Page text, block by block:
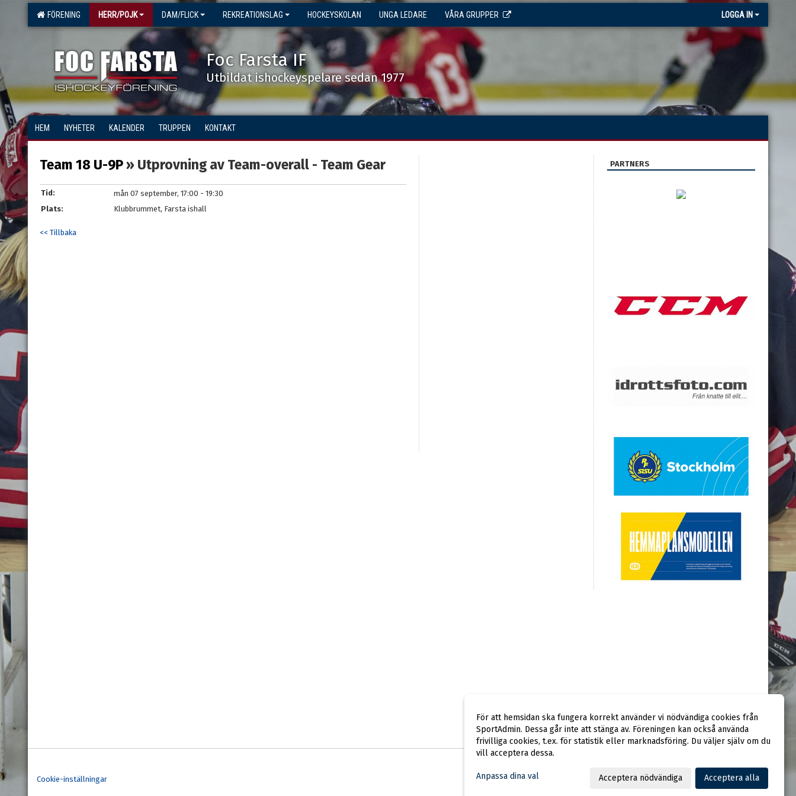
FÖRENING HERR/POJK DAM/FLICK REKREATIONSLAG HOCKEYSKOLAN UNGA LEDARE VÅRA GRUPPER LOGGA IN
Foc Farsta IF
Utbildat ishockeyspelare sedan 1977
HEM NYHETER KALENDER TRUPPEN KONTAKT
Team 18 U-9P» Utprovning av Team-overall - Team Gear
Tid:
mån 07 september, 17:00 - 19:30
Plats:
Klubbrummet, Farsta ishall
<< Tillbaka
PARTNERS
Cookie-inställningar
För att hemsidan ska fungera korrekt använder vi nödvändiga cookies från
SportAdmin. Dessa går inte att stänga av. Föreningen kan också använda
frivilliga cookies, t.ex. för statistik eller marknadsföring. Du väljer själv om du
vill acceptera dessa.
Anpassa dina val Acceptera nödvändiga Acceptera alla